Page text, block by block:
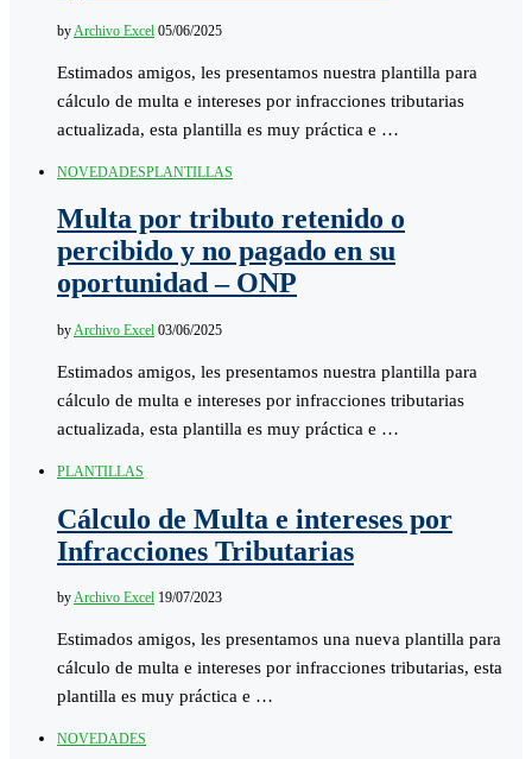
by Archivo Excel 05/06/2025
Estimados amigos, les presentamos nuestra plantilla para
cálculo de multa e intereses por infracciones tributarias
actualizada, esta plantilla es muy práctica e …
NOVEDADESPLANTILLAS
Multa por tributo retenido o
percibido y no pagado en su
oportunidad – ONP
byArchivo Excel 03/06/2025
Estimados amigos, les presentamos nuestra plantilla para
cálculo de multa e intereses por infracciones tributarias
actualizada, esta plantilla es muy práctica e …
PLANTILLAS
Cálculo de Multa e intereses por
Infracciones Tributarias
byArchivo Excel 19/07/2023
Estimados amigos, les presentamos una nueva plantilla para
cálculo de multa e intereses por infracciones tributarias, esta
plantilla es muy práctica e …
NOVEDADES